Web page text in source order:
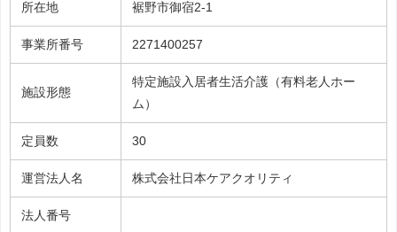
所在地 裾野市御宿2-1
事業所番号 2271400257
施設形態
特定施設入居者生活介護（有料老人ホー
ム）
定員数 30
運営法人名 株式会社日本ケアクオリティ
法人番号